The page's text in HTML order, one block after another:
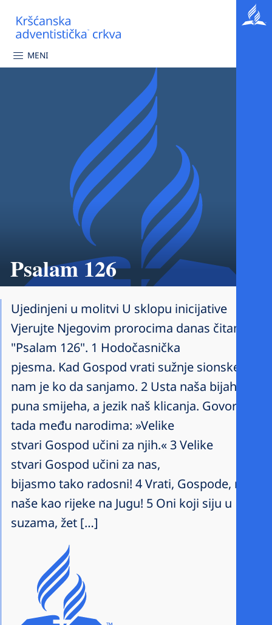
MENI
Psalam 126
Ujedinjeni u molitvi U sklopu inicijative
Vjerujte Njegovim prorocima danas čitamo
"Psalam 126". 1 Hodočasnička
pjesma. Kad Gospod vrati sužnje sionske, bilo
nam je ko da sanjamo. 2 Usta naša bijahu tad
puna smijeha, a jezik naš klicanja. Govorili su
tada među narodima: »Velike
stvari Gospod učini za njih.« 3 Velike
stvari Gospod učini za nas,
bijasmo tako radosni! 4 Vrati, Gospode, roblje
naše kao rijeke na Jugu! 5 Oni koji siju u
suzama, žet […]